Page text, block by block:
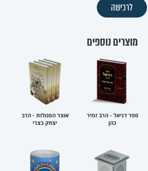
לרכישה
מוצרים נוספים
ספר דניאל - הרב זמיר
כהן
אוצר הסגולות - הרב
יצחק בצרי